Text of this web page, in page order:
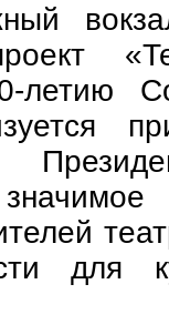
летию
для